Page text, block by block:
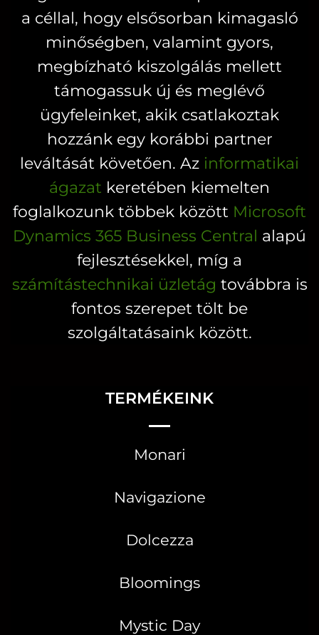
a
termékoldalon
választhatók
ki
a
választhatók
ki
a céllal, hogy elsősorban kimagasló
minőségben, valamint gyors,
megbízható kiszolgálás mellett
támogassuk új és meglévő
ügyfeleinket, akik csatlakoztak
hozzánk egy korábbi partner
leváltását követően. Az informatikai
ágazat keretében kiemelten
foglalkozunk többek között Microsoft
Dynamics 365 Business Central alapú
fejlesztésekkel, míg a
számítástechnikai üzletág továbbra is
fontos szerepet tölt be
szolgáltatásaink között.
TERMÉKEINK
Monari
Navigazione
Dolcezza
Bloomings
Mystic Day